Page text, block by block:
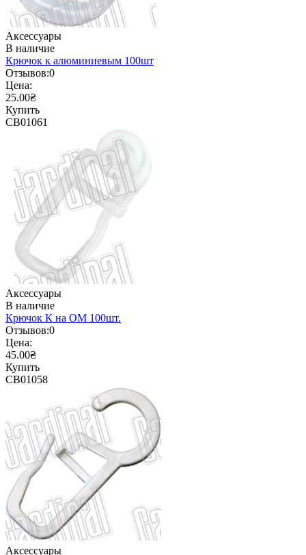
Аксессуары
В наличие
Крючок к алюминиевым 100шт
Отзывов:0
Цена:
25.00₴
Купить
CB01061
Аксессуары
В наличие
Крючок К на ОМ 100шт.
Отзывов:0
Цена:
45.00₴
Купить
CB01058
Аксессуары